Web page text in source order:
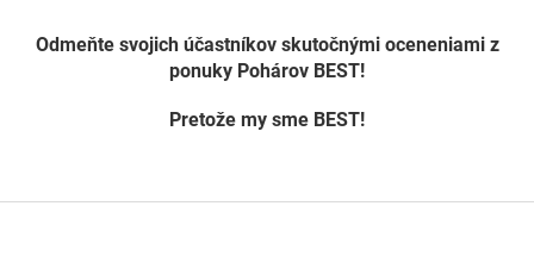
Odmeňte svojich účastníkov skutočnými oceneniami z
ponuky Pohárov BEST!
Pretože my sme BEST!